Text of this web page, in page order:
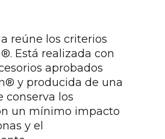
reúne los criterios
Está realizada con
aprobados
y producida de una
conserva los
un mínimo impacto
y el